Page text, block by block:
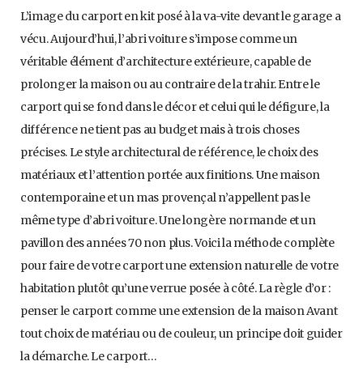
L’image du carport en kit posé à la va-vite devant le garage a
vécu. Aujourd’hui, l’abri voiture s’impose comme un
véritable élément d’architecture extérieure, capable de
prolonger la maison ou au contraire de la trahir. Entre le
carport qui se fond dans le décor et celui qui le défigure, la
différence ne tient pas au budget mais à trois choses
précises. Le style architectural de référence, le choix des
matériaux et l’attention portée aux finitions. Une maison
contemporaine et un mas provençal n’appellent pas le
même type d’abri voiture. Une longère normande et un
pavillon des années 70 non plus. Voici la méthode complète
pour faire de votre carport une extension naturelle de votre
habitation plutôt qu’une verrue posée à côté. La règle d’or :
penser le carport comme une extension de la maison Avant
tout choix de matériau ou de couleur, un principe doit guider
la démarche. Le carport…